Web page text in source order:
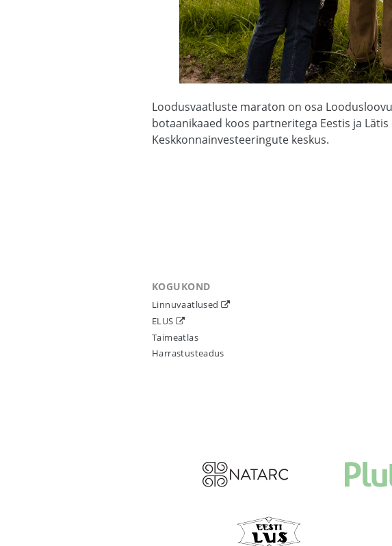
Loodusvaatluste maraton on osa
botaanikaaed koos partneritega Eestis ja
Keskkonnainvesteeringute keskus.
KOGUKOND
Linnuvaatlused
ELUS
Taimeatlas
Harrastusteadus